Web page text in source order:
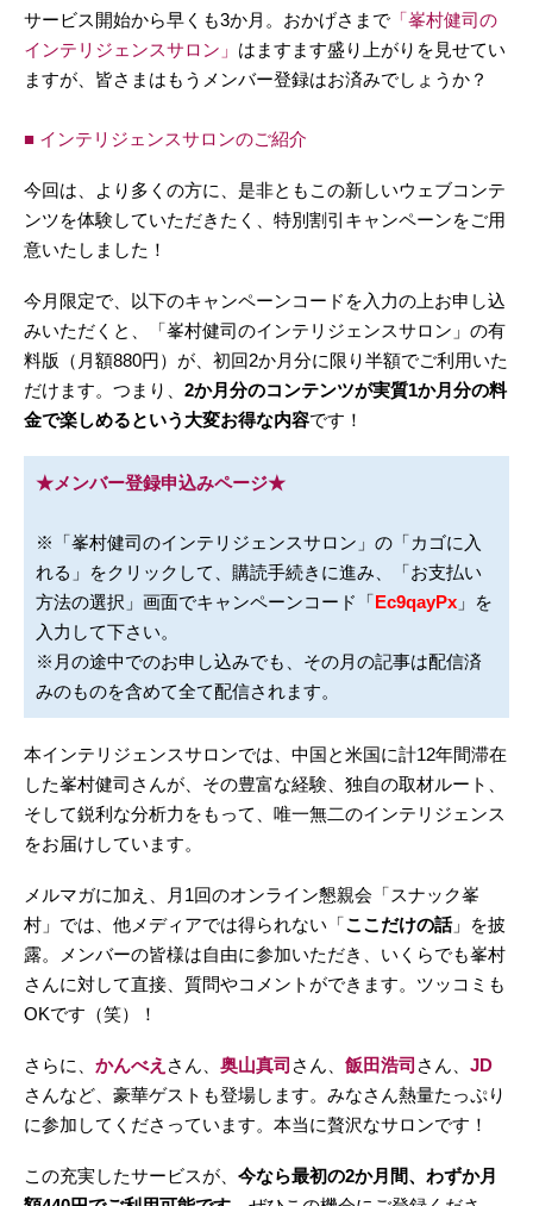
サービス開始から早くも3か月。おかげさまで 「峯村健司の
インテリジェンスサロン」 はますます盛り上がりを見せてい
ますが、皆さまはもうメンバー登録はお済みでしょうか？
■ インテリジェンスサロンのご紹介
今回は、より多くの方に、是非ともこの新しいウェブコンテ
ンツを体験していただきたく、特別割引キャンペーンをご用
意いたしました！
今月限定で、以下のキャンペーンコードを入力の上お申し込
みいただくと、「峯村健司のインテリジェンスサロン」の有
料版（月額880円）が、初回2か月分に限り半額でご利用いた
だけます。つまり、 2か月分のコンテンツが実質1か月分の料
金で楽しめるという大変お得な内容です！
★メンバー登録申込みページ★
※「峯村健司のインテリジェンスサロン」の「カゴに入
れる」をクリックして、購読手続きに進み、「お支払い
方法の選択」画面でキャンペーンコード「Ec9qayPx 」を
入力して下さい。
※月の途中でのお申し込みでも、その月の記事は配信済
みのものを含めて全て配信されます。
本インテリジェンスサロンでは、中国と米国に計12年間滞在
した峯村健司さんが、その豊富な経験、独自の取材ルート、
そして鋭利な分析力をもって、唯一無二のインテリジェンス
をお届けしています。
メルマガに加え、月1回のオンライン懇親会「スナック峯
村」では、他メディアでは得られない「ここだけの話」を披
露。メンバーの皆様は自由に参加いただき、いくらでも峯村
さんに対して直接、質問やコメントができます。ツッコミも
OKです（笑）！
さらに、 かんべえ さん、 奥山真司 さん、 飯田浩司 さん、 JD
さんなど、豪華ゲストも登場します。みなさん熱量たっぷり
に参加してくださっています。本当に贅沢なサロンです！
この充実したサービスが、 今なら最初の2か月間、わずか月